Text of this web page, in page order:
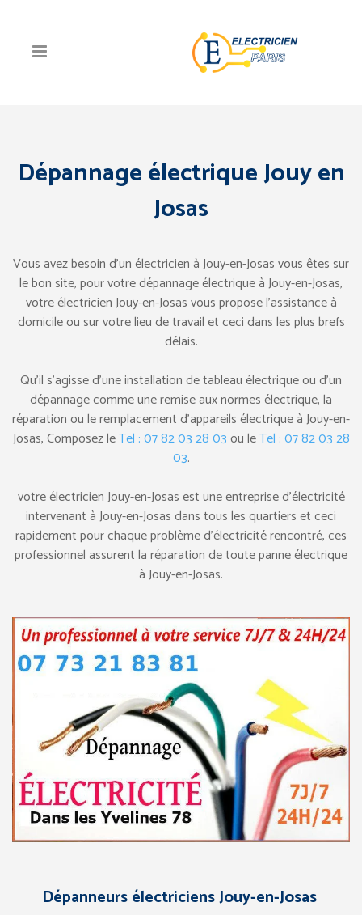
Dépannage électrique Jouy en
Josas
Vous avez besoin d’un électricien à Jouy-en-Josas vous êtes sur
le bon site, pour votre dépannage électrique à Jouy-en-Josas,
votre électricien Jouy-en-Josas vous propose l’assistance à
domicile ou sur votre lieu de travail et ceci dans les plus brefs
délais.
Qu’il s’agisse d’une installation de tableau électrique ou d’un
dépannage comme une remise aux normes électrique, la
réparation ou le remplacement d’appareils électrique à Jouy-en-
Josas, Composez leTel : 07 82 03 28 03ou leTel : 07 82 03 28
03.
votre électricien Jouy-en-Josas est une entreprise d’électricité
intervenant à Jouy-en-Josas dans tous les quartiers et ceci
rapidement pour chaque problème d’électricité rencontré, ces
professionnel assurent la réparation de toute panne électrique
à Jouy-en-Josas.
Dépanneurs électriciens Jouy-en-Josas